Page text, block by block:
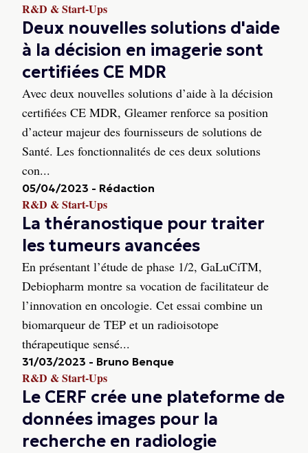
R&D & Start-Ups
Deux nouvelles solutions d'aide
à la décision en imagerie sont
certifiées CE MDR
Avec deux nouvelles solutions d’aide à la décision
certifiées CE MDR, Gleamer renforce sa position
d’acteur majeur des fournisseurs de solutions de
Santé. Les fonctionnalités de ces deux solutions
con...
05/04/2023 - Rédaction
R&D & Start-Ups
La théranostique pour traiter
les tumeurs avancées
En présentant l’étude de phase 1/2, GaLuCiTM,
Debiopharm montre sa vocation de facilitateur de
l’innovation en oncologie. Cet essai combine un
biomarqueur de TEP et un radioisotope
thérapeutique sensé...
31/03/2023 - Bruno Benque
R&D & Start-Ups
Le CERF crée une plateforme de
données images pour la
recherche en radiologie